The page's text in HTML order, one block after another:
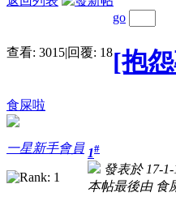
查看: 3015|回覆: 18
go
[抱
食屎啦
一星新手會員 1#
發表於 17-
本帖最後由 食